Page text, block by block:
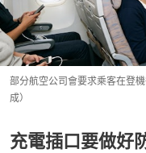
部分航空公司會要求乘客在登
成）
充電插口要做好